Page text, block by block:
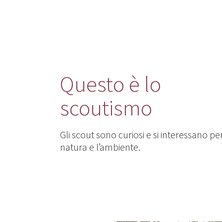
Questo è lo
scoutismo
Gli scout sono curiosi e si interessano
natura e l’ambiente.